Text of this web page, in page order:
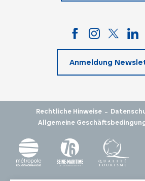
Anmeldung
Rechtliche Hinweise -
Allgemeine